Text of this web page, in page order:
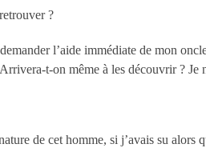
?
l’aide immédiate de mon
t-on même à les découvrir ? Je
de cet homme, si j’avais su